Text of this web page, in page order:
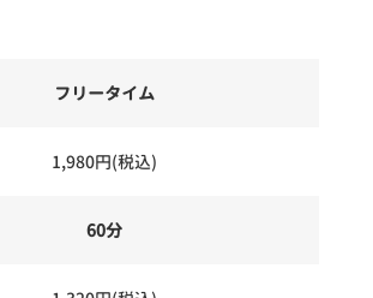
フリータイム
1,980円(税込)
60分